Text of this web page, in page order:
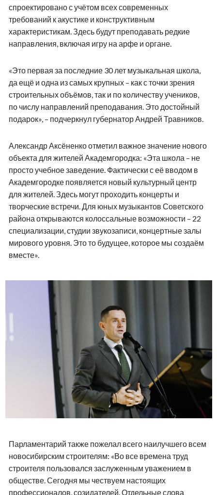
спроектировано с учётом всех современных
требований к акустике и конструктивным
характеристикам. Здесь будут преподавать редкие
направления, включая игру на арфе и органе.
«Это первая за последние 30 лет музыкальная школа,
да ещё и одна из самых крупных – как с точки зрения
строительных объёмов, так и по количеству учеников,
по числу направлений преподавания. Это достойный
подарок», – подчеркнул губернатор Андрей Травников.
Александр Аксёненко отметил важное значение нового
объекта для жителей Академгородка: «Эта школа – не
просто учебное заведение. Фактически с её вводом в
Академгородке появляется новый культурный центр
для жителей. Здесь могут проходить концерты и
творческие встречи. Для юных музыкантов Советского
района открываются колоссальные возможности – 22
специализации, студии звукозаписи, концертные залы
мирового уровня. Это то будущее, которое мы создаём
вместе».
Парламентарий также пожелал всего наилучшего всем
новосибирским строителям: «Во все времена труд
строителя пользовался заслуженным уважением в
обществе. Сегодня мы чествуем настоящих
профессионалов, созидателей. Отдельные слова